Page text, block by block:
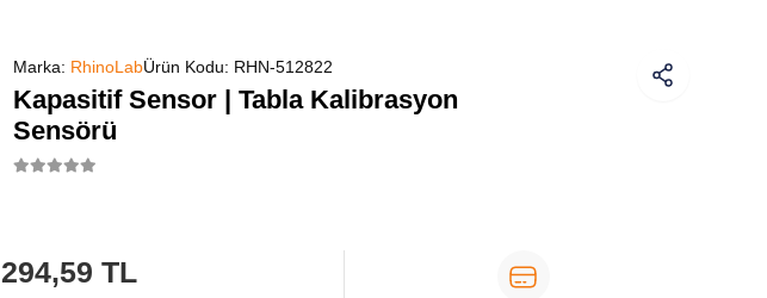
Marka: RhinoLabÜrün Kodu: RHN-512822
Kapasitif Sensor | Tabla Kalibrasyon
Sensörü
294,59 TL